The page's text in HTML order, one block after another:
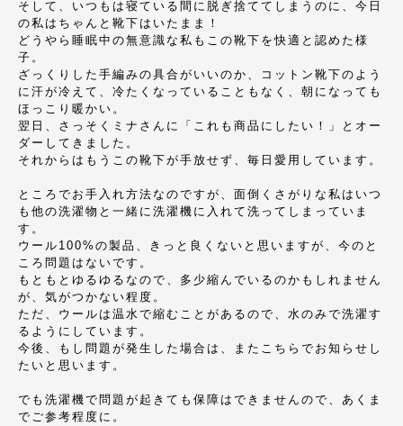
そして、いつもは寝ている間に脱ぎ捨ててしまうのに、今日
の私はちゃんと靴下はいたまま！
どうやら睡眠中の無意識な私もこの靴下を快適と認めた様
子。
ざっくりした手編みの具合がいいのか、コットン靴下のよう
に汗が冷えて、冷たくなっていることもなく、朝になっても
ほっこり暖かい。
翌日、さっそくミナさんに「これも商品にしたい！」とオー
ダーしてきました。
それからはもうこの靴下が手放せず、毎日愛用しています。
ところでお手入れ方法なのですが、面倒くさがりな私はいつ
も他の洗濯物と一緒に洗濯機に入れて洗ってしまっていま
す。
ウール100%の製品、きっと良くないと思いますが、今のと
ころ問題はないです。
もともとゆるゆるなので、多少縮んでいるのかもしれません
が、気がつかない程度。
ただ、ウールは温水で縮むことがあるので、水のみで洗濯す
るようにしています。
今後、もし問題が発生した場合は、またこちらでお知らせし
たいと思います。
でも洗濯機で問題が起きても保障はできませんので、あくま
でご参考程度に。